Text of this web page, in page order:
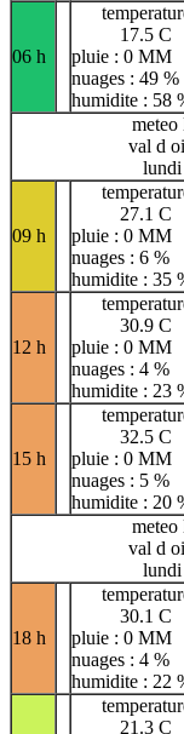
06 h
17.5 C
pluie : 0 MM
nuages : 49 %
humidite : 58
val d
lundi
09 h
27.1 C
pluie : 0 MM
nuages : 6 %
humidite : 35
12 h
30.9 C
pluie : 0 MM
nuages : 4 %
humidite : 23
15 h
32.5 C
pluie : 0 MM
nuages : 5 %
humidite : 20
val d
lundi
18 h
30.1 C
pluie : 0 MM
nuages : 4 %
humidite : 22
21.3 C